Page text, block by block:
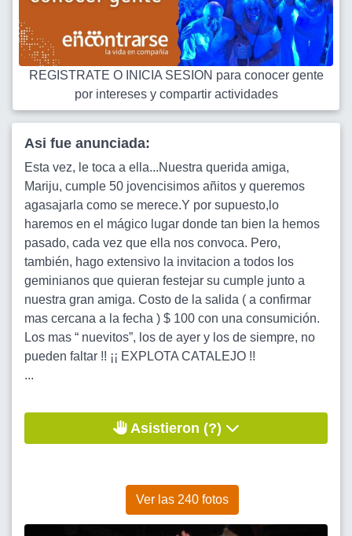
REGISTRATE O INICIA SESION para conocer gente
por intereses y compartir actividades
Asi fue anunciada:
Esta vez, le toca a ella...Nuestra querida amiga,
Mariju, cumple 50 jovencisimos añitos y queremos
agasajarla como se merece.Y por supuesto,lo
haremos en el mágico lugar donde tan bien la hemos
pasado, cada vez que ella nos convoca. Pero,
también, hago extensivo la invitacion a todos los
geminianos que quieran festejar su cumple junto a
nuestra gran amiga. Costo de la salida ( a confirmar
mas cercana a la fecha ) $ 100 con una consumición.
Los mas “ nuevitos”, los de ayer y los de siempre, no
pueden faltar !! ¡¡ EXPLOTA CATALEJO !!
...
Asistieron (?)
Ver las 240 fotos